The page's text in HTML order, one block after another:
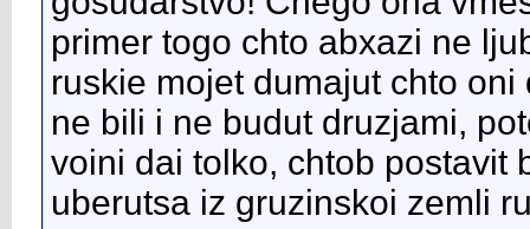
primer togo chto abxazi ne
ruskie mojet dumajut chto
ne bili i ne budut druzjami,
voini dai tolko, chtob postavit
uberutsa iz gruzinskoi zemli